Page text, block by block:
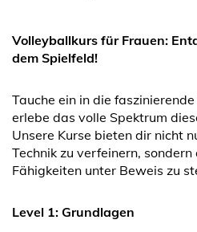
Volleyballkurs für Frauen:
dem Spielfeld!
Tauche ein in die
erlebe das volle Spektrum
Unsere Kurse bieten dir nicht
Technik zu verfeinern,
Fähigkeiten unter Beweis zu
Level 1: Grundlagen